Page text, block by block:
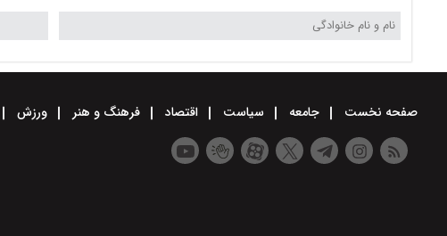
صفحه نخست جامعه سیاست اقتصاد فرهنگ و هنر ورزش